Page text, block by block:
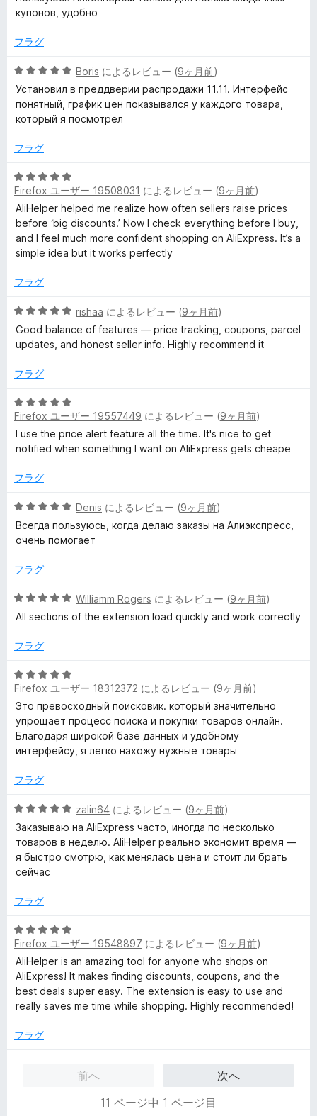
階
5
評
価
купонов, удобно
フラグ
5
段
階
中
の
価
Boris によるレビュー (9ヶ月前)
Установил в преддверии распродажи 11.11. Интерфейс
понятный, график цен показывался у каждого товара,
который я посмотрел
フラグ
5
段
階
中
5
の
価
Firefox ユーザー 19508031 によるレビュー (9ヶ月前)
AliHelper helped me realize how often sellers raise prices
before ‘big discounts.’ Now I check everything before I buy,
and I feel much more confident shopping on AliExpress. It’s a
simple idea but it works perfectly
フラグ
5
段
階
5
評
価
rishaa によるレビュー (9ヶ月前)
Good balance of features — price tracking, coupons, parcel
updates, and honest seller info. Highly recommend it
フラグ
5
段
階
中
の
価
Firefox ユーザー 19557449 によるレビュー (9ヶ月前)
I use the price alert feature all the time. It's nice to get
notified when something I want on AliExpress gets cheape
フラグ
5
段
階
5
評
価
Denis によるレビュー (9ヶ月前)
Всегда пользуюсь, когда делаю заказы на Алиэкспресс,
очень помогает
フラグ
5
段
中
の
評
価
Williamm Rogers によるレビュー (9ヶ月前)
All sections of the extension load quickly and work correctly
フラグ
5
段
階
中
5
の
価
Firefox ユーザー 18312372 によるレビュー (9ヶ月前)
Это превосходный поисковик. который значительно
упрощает процесс поиска и покупки товаров онлайн.
Благодаря широкой базе данных и удобному
интерфейсу, я легко нахожу нужные товары
フラグ
5
段
階
中
5
評
zalin64 によるレビュー (9ヶ月前)
Заказываю на AliExpress часто, иногда по несколько
товаров в неделю. AliHelper реально экономит время —
я быстро смотрю, как менялась цена и стоит ли брать
сейчас
フラグ
5
段
階
中
5
の
価
Firefox ユーザー 19548897 によるレビュー (9ヶ月前)
AliHelper is an amazing tool for anyone who shops on
AliExpress! It makes finding discounts, coupons, and the
best deals super easy. The extension is easy to use and
really saves me time while shopping. Highly recommended!
フラグ
前へ
次へ
11 ページ中 1 ページ目